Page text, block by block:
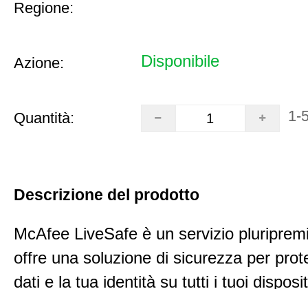
Regione:
Azione: Disponibile
Quantità: 1-
Descrizione del prodotto
McAfee LiveSafe è un servizio
offre una soluzione di sicurezza per
dati e la tua identità su tutti i tuoi